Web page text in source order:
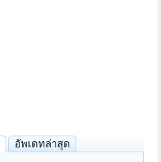
อัพเดทล่าสุด